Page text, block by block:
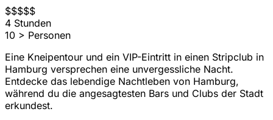
$$$$$
4 Stunden
10 > Personen
Eine Kneipentour und ein VIP-Eintritt in einen Stripclub in
Hamburg versprechen eine unvergessliche Nacht.
Entdecke das lebendige Nachtleben von Hamburg,
während du die angesagtesten Bars und Clubs der Stadt
erkundest.